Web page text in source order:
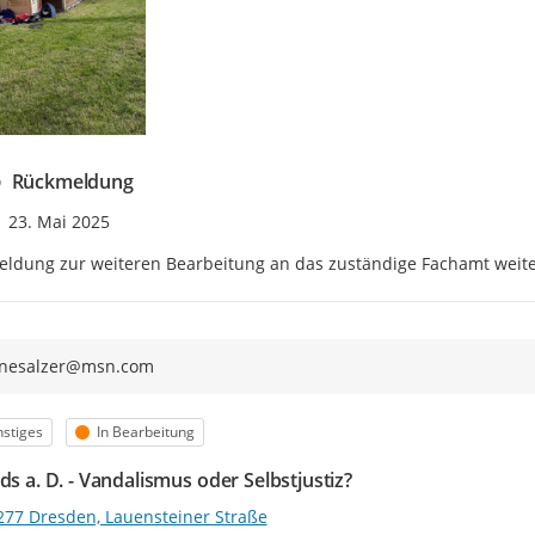
Rückmeldung
Zeitpunkt des Erstellens
23. Mai 2025
zur weiteren Bearbeitung an das zuständige Fachamt
Status
In Bearbeitung
a. D. - Vandalismus oder Selbstjustiz?
Dresden, Lauensteiner Straße